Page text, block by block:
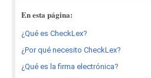
En esta página:
¿Qué es CheckLex?
¿Por qué necesito CheckLex?
¿Qué es la firma electrónica?